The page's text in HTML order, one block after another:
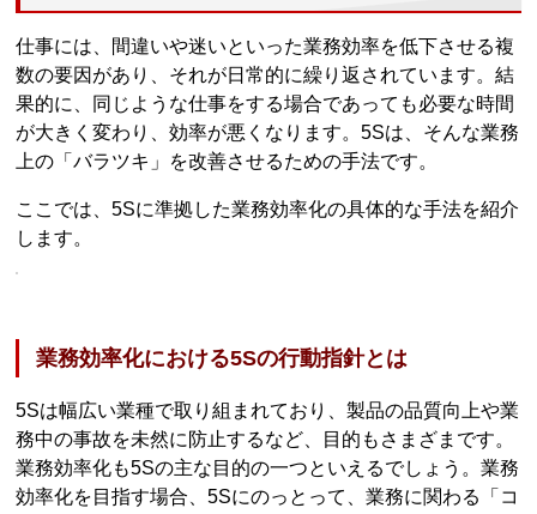
仕事には、間違いや迷いといった業務効率を低下させる複
数の要因があり、それが日常的に繰り返されています。結
果的に、同じような仕事をする場合であっても必要な時間
が大きく変わり、効率が悪くなります。5Sは、そんな業務
上の「バラツキ」を改善させるための手法です。
ここでは、5Sに準拠した業務効率化の具体的な手法を紹介
します。
業務効率化における5Sの行動指針とは
5Sは幅広い業種で取り組まれており、製品の品質向上や業
務中の事故を未然に防止するなど、目的もさまざまです。
業務効率化も5Sの主な目的の一つといえるでしょう。業務
効率化を目指す場合、5Sにのっとって、業務に関わる「コ